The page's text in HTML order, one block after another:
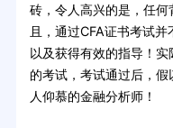
砖，令人高兴的是，任何
且，通过CFA证书考试
以及获得有效的指导！
的考试，考试通过后，
人仰慕的金融分析师！